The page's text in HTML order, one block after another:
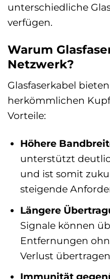
unterschiedliche
verfügen.
Warum
Netzwerk?
Glasfaserkabel
herkömmlichen
Vorteile:
Höhere
unterstützt
und ist somit
steigende
Längere
Signale können
Entfernungen
Verlust